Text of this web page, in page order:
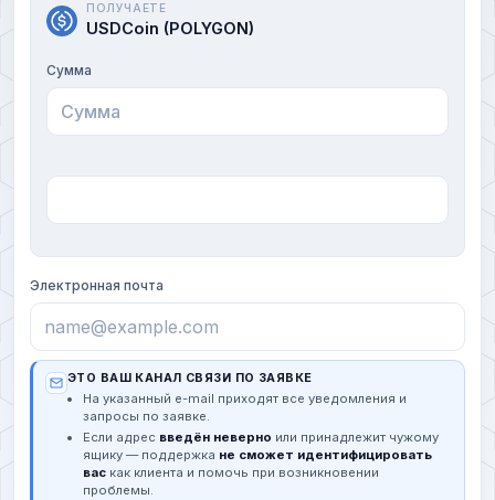
ПОЛУЧАЕТЕ
USDCoin (POLYGON)
Сумма
Электронная почта
ЭТО ВАШ КАНАЛ СВЯЗИ ПО ЗАЯВКЕ
На указанный e-mail приходят все уведомления и
запросы по заявке.
Если адрес введён неверно или принадлежит чужому
ящику — поддержка не сможет идентифицировать
вас как клиента и помочь при возникновении
проблемы.